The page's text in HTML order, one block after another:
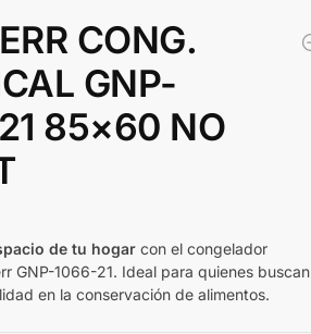
CONG.
GNP-
85×60 NO
de tu hogar con el congelador
GNP-1066-21. Ideal para quienes buscan
en la conservación de alimentos.